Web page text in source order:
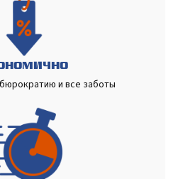
и все заботы